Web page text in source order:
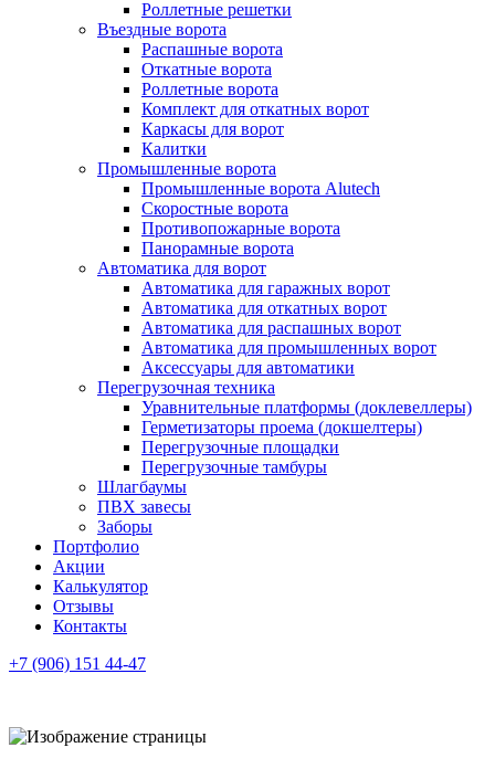
Роллетные решетки
Въездные ворота
Распашные ворота
Откатные ворота
Роллетные ворота
Комплект для откатных ворот
Каркасы для ворот
Калитки
Промышленные ворота
Промышленные ворота Alutech
Скоростные ворота
Противопожарные ворота
Панорамные ворота
Автоматика для ворот
Автоматика для гаражных ворот
Автоматика для откатных ворот
Автоматика для распашных ворот
Автоматика для промышленных ворот
Аксессуары для автоматики
Перегрузочная техника
Уравнительные платформы (доклевеллеры)
Герметизаторы проема (докшелтеры)
Перегрузочные площадки
Перегрузочные тамбуры
Шлагбаумы
ПВХ завесы
Заборы
Портфолио
Акции
Калькулятор
Отзывы
Контакты
+7 (906) 151 44-47